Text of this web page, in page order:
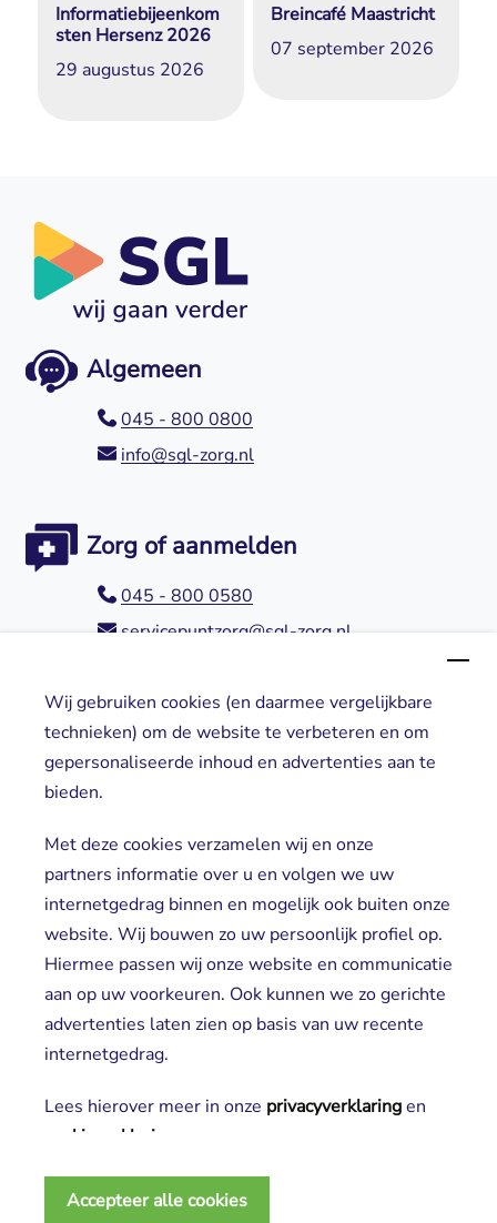
Wij gebruiken cookies (en daarmee vergelijkbare
technieken) om de website te verbeteren en om
gepersonaliseerde inhoud en advertenties aan te
bieden.
Met deze cookies verzamelen wij en onze
partners informatie over u en volgen we uw
internetgedrag binnen en mogelijk ook buiten onze
website. Wij bouwen zo uw persoonlijk profiel op.
Hiermee passen wij onze website en communicatie
aan op uw voorkeuren. Ook kunnen we zo gerichte
advertenties laten zien op basis van uw recente
internetgedrag.
Lees hierover meer in onze privacyverklaringen
cookieverklaring
Noodzakelijke cookies
Accepteer alle cookies
Informatiebijeenkom
sten Hersenz 2026
29 augustus 2026
Breincafé Maastricht
07 september 2026
Algemeen
045 - 800 0800
info@sgl-zorg.nl
Zorg of aanmelden
045 - 800 0580
servicepuntzorg@sgl-zorg.nl
Direct naar
Locaties
Vrijwilligers
Aanmelden nieuwsbrief
Privacy verklaring